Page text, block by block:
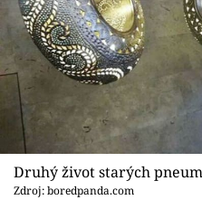
Druhý život starých
Zdroj: boredpanda.com